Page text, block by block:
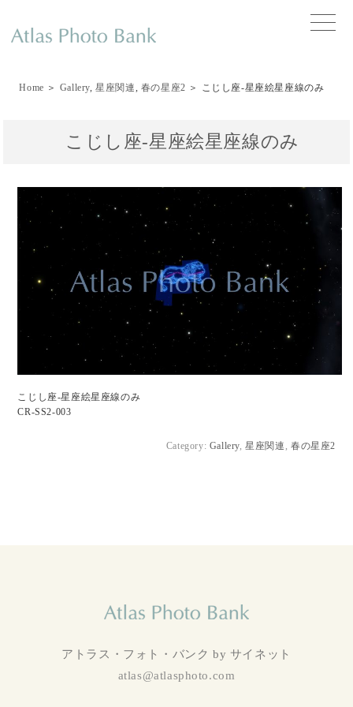
toggle
Home ＞ Gallery,星座関連, 春の星座2 ＞ こじし座-星座絵星座線のみ
こじし座-星座絵星座線のみ
こじし座-星座絵星座線のみ
CR-SS2-003
Category: Gallery ,星座関連 春の星座2
アトラス・フォト・バンク by サイネット
atlas@atlasphoto.com